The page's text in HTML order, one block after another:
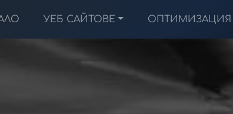
УЕБ САЙТОВЕ ОПТИМИЗАЦИЯ